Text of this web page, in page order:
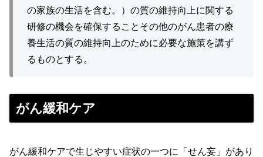
の家族の生活を含む。）の質の維持向上に関する
研修の機会を確保することその他のがん患者の療
養生活の質の維持向上のために必要な施策を講ず
るものとする。
がん緩和ケア
がん緩和ケアで生じやすい症状の一つに「せん妄」があり